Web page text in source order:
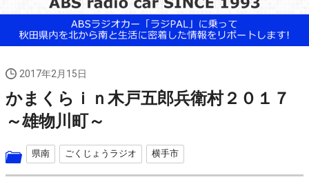
2017年2月15日
かまくらｉｎ木戸五郎兵衛村２０１７
～雄物川町～
県南 ごくじょうラジオ 横手市